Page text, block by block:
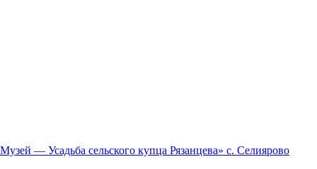
— Усадьба сельского купца Рязанцева» с. Селиярово